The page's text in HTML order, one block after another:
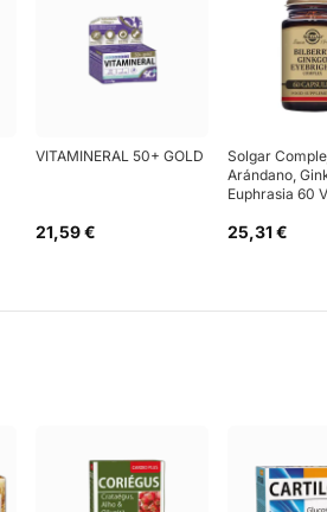
VITAMINERAL 50+ GOLD
21,59 €
Solgar
Arándano,
Euphrasia 60
25,31 €